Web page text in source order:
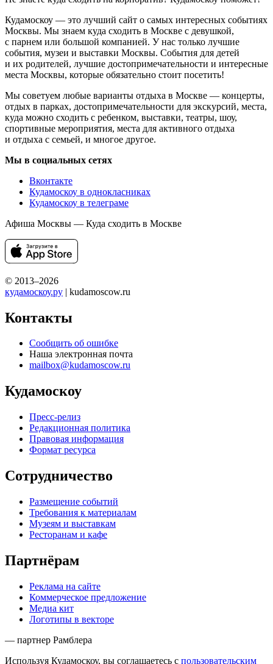
Кудамоскоу — это лучший сайт о самых интересных событиях
Москвы. Мы знаем куда сходить в Москве с девушкой,
с парнем или большой компанией. У нас только лучшие
события, музеи и выставки Москвы. События для детей
и их родителей, лучшие достопримечательности и интересные
места Москвы, которые обязательно стоит посетить!
Мы советуем любые варианты отдыха в Москве — концерты,
отдых в парках, достопримечательности для экскурсий, места,
куда можно сходить с ребенком, выставки, театры, шоу,
спортивные мероприятия, места для активного отдыха
и отдыха с семьей, и многое другое.
Мы в социальных сетях
Вконтакте
Кудамоскоу в однокласниках
Кудамоскоу в телеграме
Афиша Москвы — Куда сходить в Москве
© 2013–2026
кудамоскоу.ру | kudamoscow.ru
Контакты
Сообщить об ошибке
Наша электронная почта
mailbox@kudamoscow.ru
Кудамоскоу
Пресс-релиз
Редакционная политика
Правовая информация
Формат ресурса
Сотрудничество
Размещение событий
Требования к материалам
Музеям и выставкам
Ресторанам и кафе
Партнёрам
Реклама на сайте
Коммерческое предложение
Медиа кит
Логотипы в векторе
— партнер Рамблера
Используя Кудамоскоу, вы соглашаетесь с пользовательским